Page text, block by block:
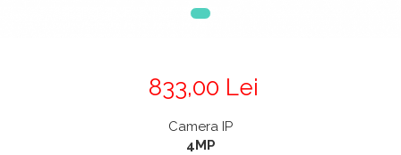
833,00 Lei
Camera IP
4MP